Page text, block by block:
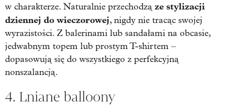
w charakterze. Naturalnie przechodzą ze stylizacji
dziennej do wieczorowej, nigdy nie tracąc swojej
wyrazistości. Z balerinami lub sandałami na obcasie,
jedwabnym topem lub prostym T-shirtem –
dopasowują się do wszystkiego z perfekcyjną
nonszalancją.
4. Lniane balloony